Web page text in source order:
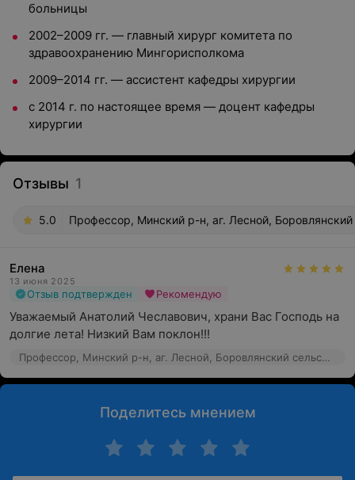
больницы
2002–2009 гг. — главный хирург комитета по
здравоохранению Мингорисполкома
2009–2014 гг. — ассистент кафедры хирургии
с 2014 г. по настоящее время — доцент кафедры
хирургии
Отзывы 1
5.0 Профессор, Минский р-н, аг. Лесной, Боровлянский
Елена
13 июня 2025
Отзыв подтвержден Рекомендую
Уважаемый Анатолий Чеславович, храни Вас Господь на
долгие лета! Низкий Вам поклон!!!
Профессор, Минский р-н, аг. Лесной, Боровлянский сельсовет, 106
Поделитесь мнением